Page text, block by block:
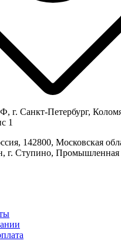
г. Санкт-Петербург,
1
142800, Московская
г. Ступино, Промышленная